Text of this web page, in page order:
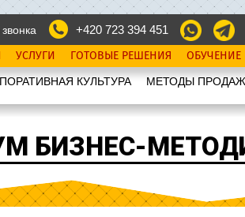
+420 723 394 451
УСЛУГИ ГОТОВЫЕ РЕШЕНИЯ ОБУЧЕНИЕ
КУЛЬТУРА МЕТОДЫ ПРОДАЖ
БИЗНЕС-